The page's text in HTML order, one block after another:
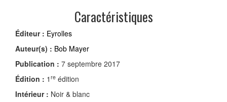
Caractéristiques
Éditeur : Eyrolles
Auteur(s) : Bob Mayer
Publication : 7 septembre 2017
Édition : 1 re édition
Intérieur : Noir & blanc